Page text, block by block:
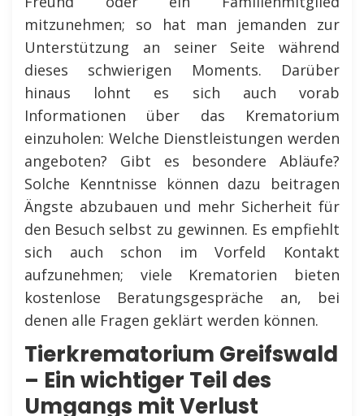
mitzunehmen; so hat man jemanden zur
Unterstützung an seiner Seite während
dieses schwierigen Moments. Darüber
hinaus lohnt es sich auch vorab
Informationen über das Krematorium
einzuholen: Welche Dienstleistungen werden
angeboten? Gibt es besondere Abläufe?
Solche Kenntnisse können dazu beitragen
Ängste abzubauen und mehr Sicherheit für
den Besuch selbst zu gewinnen. Es empfiehlt
sich auch schon im Vorfeld Kontakt
aufzunehmen; viele Krematorien bieten
kostenlose Beratungsgespräche an, bei
denen alle Fragen geklärt werden können.
Tierkrematorium Greifswald
– Ein wichtiger Teil des
Umgangs mit Verlust